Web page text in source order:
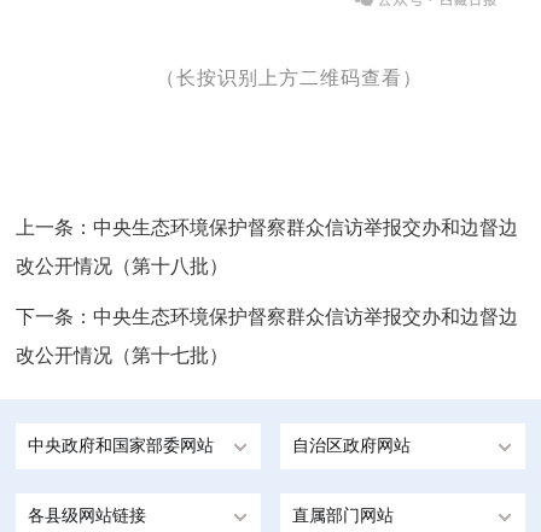
（长按识别上方二维码查看）
上一条： 中央生态环境保护督察群众信访举报交办和边督边
改公开情况（第十八批）
下一条： 中央生态环境保护督察群众信访举报交办和边督边
改公开情况（第十七批）
中央政府和国家部委网站 自治区政府网站
各县级网站链接 直属部门网站